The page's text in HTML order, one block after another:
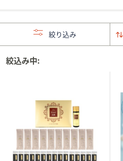
上
の
矢
ッ
絞り込み
絞込み中: